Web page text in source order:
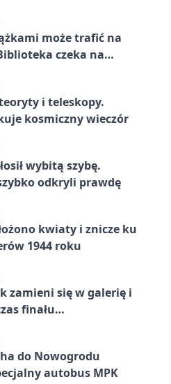
może trafić na
czeka na
i teleskopy.
kosmiczny wieczór
wybitą szybę.
odkryli prawdę
kwiaty i znicze ku
1944 roku
zamieni się w galerię i
finału
do Nowogrodu
autobus MPK